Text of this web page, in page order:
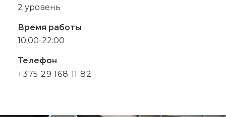
2 уровень
Время работы
10:00-22:00
Телефон
+375 29 168 11 82